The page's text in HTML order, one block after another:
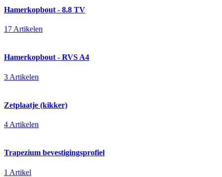
Hamerkopbout - 8.8 TV
17 Artikelen
Hamerkopbout - RVS A4
3 Artikelen
Zetplaatje (kikker)
4 Artikelen
Trapezium bevestigingsprofiel
1 Artikel